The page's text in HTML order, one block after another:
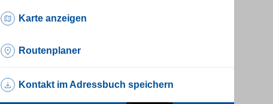
Karte anzeigen
Routenplaner
Kontakt im Adressbuch speichern